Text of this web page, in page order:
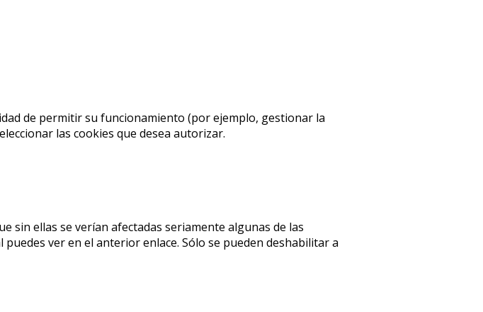
de permitir su funcionamiento (por ejemplo, gestionar la
las cookies que desea autorizar.
sin ellas se verían afectadas seriamente algunas de las
ver en el anterior enlace. Sólo se pueden deshabilitar a